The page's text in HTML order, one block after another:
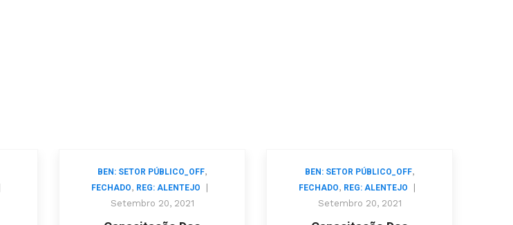
BEN: SETOR PÚBLICO_OFF,
FECHADO, REG: ALENTEJO
Setembro 20, 2021
BEN: SETOR PÚBLICO_OFF,
FECHADO, REG: ALENTEJO
Setembro 20, 2021